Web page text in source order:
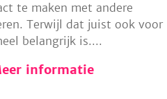
te maken met andere
Terwijl dat juist ook voor
belangrijk is....
informatie